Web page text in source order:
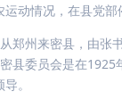
动情况，在县党部
郑州来密县，由
员会是在1925
。